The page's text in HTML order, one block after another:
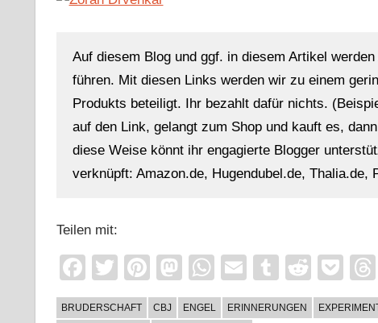
Auf diesem Blog und ggf. in diesem Artikel
führen. Mit diesen Links werden wir zu einem
Produkts beteiligt. Ihr bezahlt dafür nichts.
auf den Link, gelangt zum Shop und kauft es,
diese Weise könnt ihr engagierte Blogger
verknüpft: Amazon.de, Hugendubel.de, Thalia.de,
Teilen mit:
Facebook
TwitterPinterest
Mastodon
WhatsApp
EmailTumblr
Reddit
BRUDERSCHAFT CBJ ENGEL ERINNERUNGEN